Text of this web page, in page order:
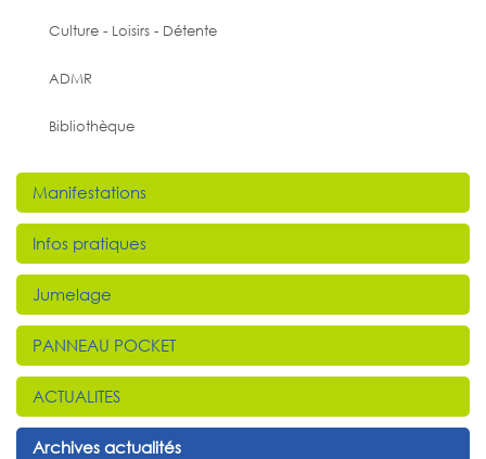
Culture - Loisirs - Détente
ADMR
Bibliothèque
Manifestations
Infos pratiques
Jumelage
PANNEAU POCKET
ACTUALITES
Archives actualités